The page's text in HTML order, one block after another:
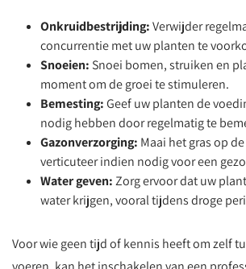
Onkruidbestrijding:Verwijder
concurrentie met uw planten te
Snoeien: Snoei bomen, struiken en
moment om de groei te stimuleren.
Bemesting:Geef uw planten de
nodig hebben door regelmatig te
Gazonverzorging: Maai het gras op
verticuteer indien nodig voor een
Water geven:Zorg ervoor dat uw
water krijgen, vooral tijdens droge
Voor wie geen tijd of kennis heeft om zelf